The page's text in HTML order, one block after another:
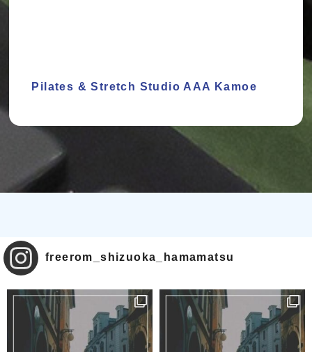
Pilates & Stretch Studio AAA Kamoe
freerom_shizuoka_hamamatsu